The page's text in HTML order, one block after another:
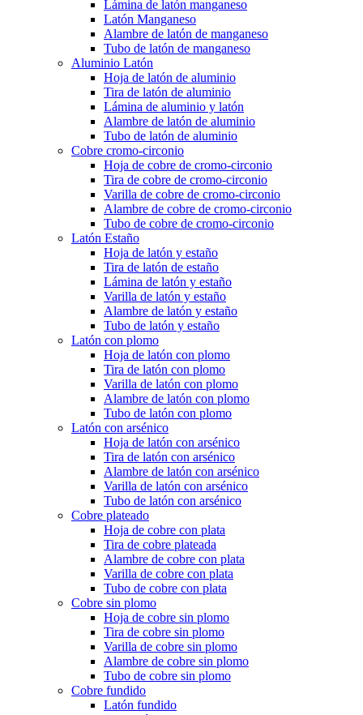
Lámina de latón manganeso
Latón Manganeso
Alambre de latón de manganeso
Tubo de latón de manganeso
Aluminio Latón
Hoja de latón de aluminio
Tira de latón de aluminio
Lámina de aluminio y latón
Alambre de latón de aluminio
Tubo de latón de aluminio
Cobre cromo-circonio
Hoja de cobre de cromo-circonio
Tira de cobre de cromo-circonio
Varilla de cobre de cromo-circonio
Alambre de cobre de cromo-circonio
Tubo de cobre de cromo-circonio
Latón Estaño
Hoja de latón y estaño
Tira de latón de estaño
Lámina de latón y estaño
Varilla de latón y estaño
Alambre de latón y estaño
Tubo de latón y estaño
Latón con plomo
Hoja de latón con plomo
Tira de latón con plomo
Varilla de latón con plomo
Alambre de latón con plomo
Tubo de latón con plomo
Latón con arsénico
Hoja de latón con arsénico
Tira de latón con arsénico
Alambre de latón con arsénico
Varilla de latón con arsénico
Tubo de latón con arsénico
Cobre plateado
Hoja de cobre con plata
Tira de cobre plateada
Alambre de cobre con plata
Varilla de cobre con plata
Tubo de cobre con plata
Cobre sin plomo
Hoja de cobre sin plomo
Tira de cobre sin plomo
Varilla de cobre sin plomo
Alambre de cobre sin plomo
Tubo de cobre sin plomo
Cobre fundido
Latón fundido